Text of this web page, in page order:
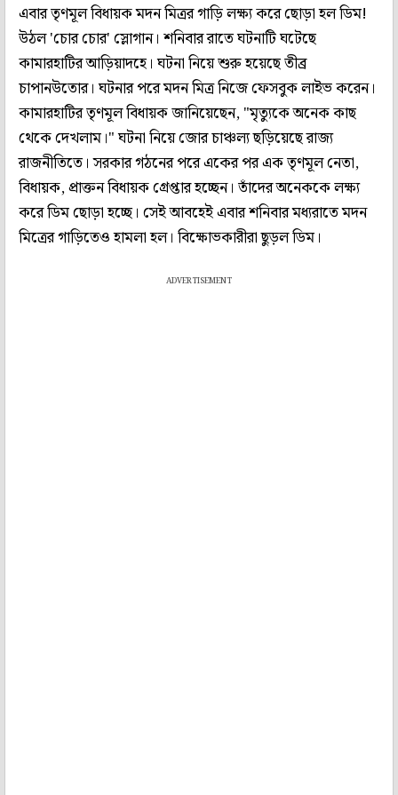
এবার তৃণমূল বিধায়ক মদন মিত্রর গাড়ি লক্ষ্য করে ছোড়া হল ডিম!
উঠল 'চোর চোর' স্লোগান। শনিবার রাতে ঘটনাটি ঘটেছে
কামারহাটির আড়িয়াদহে। ঘটনা নিয়ে শুরু হয়েছে তীব্র
চাপানউতোর। ঘটনার পরে মদন মিত্র নিজে ফেসবুক লাইভ করেন।
কামারহাটির তৃণমূল বিধায়ক জানিয়েছেন, "মৃত্যুকে অনেক কাছ
থেকে দেখলাম।" ঘটনা নিয়ে জোর চাঞ্চল্য ছড়িয়েছে রাজ্য
রাজনীতিতে। সরকার গঠনের পরে একের পর এক তৃণমূল নেতা,
বিধায়ক, প্রাক্তন বিধায়ক গ্রেপ্তার হচ্ছেন। তাঁদের অনেককে লক্ষ্য
করে ডিম ছোড়া হচ্ছে। সেই আবহেই এবার শনিবার মধ্যরাতে মদন
মিত্রের গাড়িতেও হামলা হল। বিক্ষোভকারীরা ছুড়ল ডিম।
ADVERTISEMENT